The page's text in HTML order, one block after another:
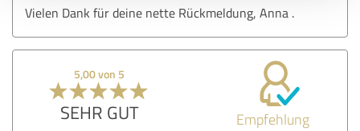
Vielen Dank für deine nette Rückmeldung, Anna .
5,00 von 5
SEHR GUT Empfehlung